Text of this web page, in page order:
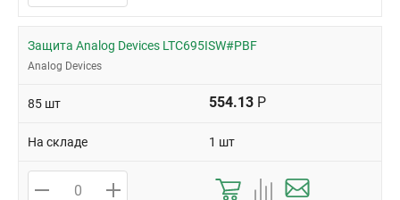
Защита Analog Devices LTC695ISW#PBF
Analog Devices
85 шт 554.13 Р
На складе 1 шт